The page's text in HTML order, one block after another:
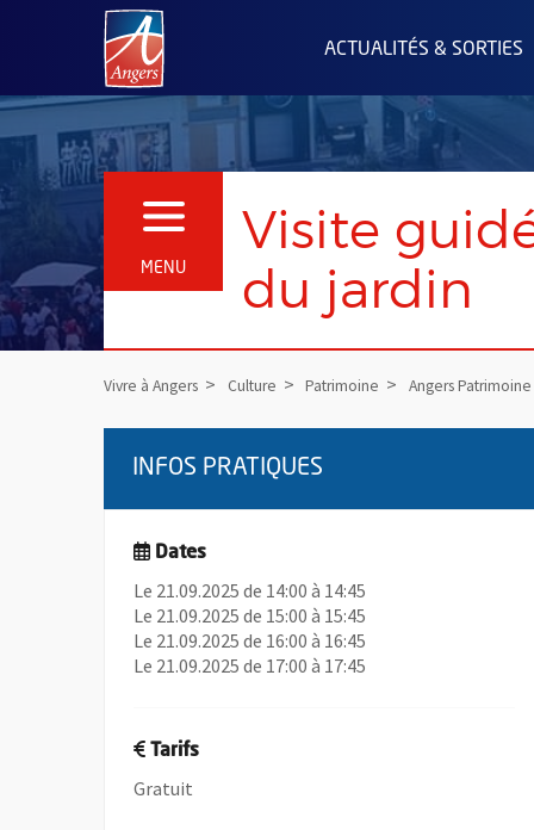
Angers.fr : Retour à l'accueil
ACTUALITÉS & SORTIES
MENU
OUVRIR LE MENU
Visite
du jardin
Vivre à Angers Culture Patrimoine Angers Patrimoine
INFOS PRATIQUES
Dates
Le 21.09.2025 de 14:00 à 14:45
Le 21.09.2025 de 15:00 à 15:45
Le 21.09.2025 de 16:00 à 16:45
Le 21.09.2025 de 17:00 à 17:45
Tarifs
Gratuit